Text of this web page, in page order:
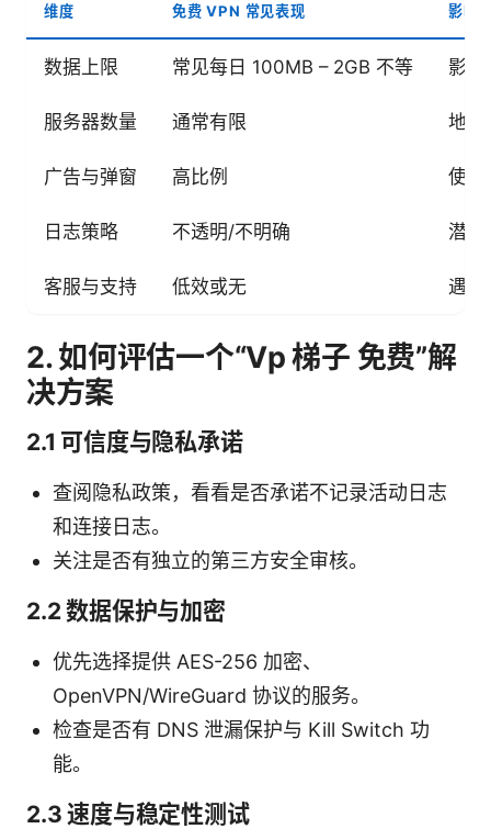
维度 免费 VPN 常见表现 影响
数据上限 常见每日 100MB – 2GB 不等 影响
服务器数量 通常有限 地理
广告与弹窗 高比例 使用
日志策略 不透明/不明确 潜在
客服与支持 低效或无 遇到
2. 如何评估一个“Vp 梯子 免费”解
决方案
2.1 可信度与隐私承诺
查阅隐私政策，看看是否承诺不记录活动日志
和连接日志。
关注是否有独立的第三方安全审核。
2.2 数据保护与加密
优先选择提供 AES-256 加密、
OpenVPN/WireGuard 协议的服务。
检查是否有 DNS 泄漏保护与 Kill Switch 功
能。
2.3 速度与稳定性测试